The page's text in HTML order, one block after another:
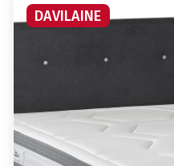
DAVILAINE